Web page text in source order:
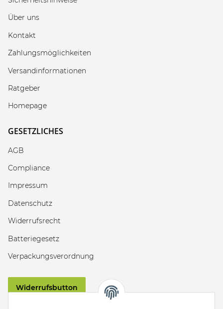
Über uns
Kontakt
Zahlungsmöglichkeiten
Versandinformationen
Ratgeber
Homepage
GESETZLICHES
AGB
Compliance
Impressum
Datenschutz
Widerrufsrecht
Batteriegesetz
Verpackungsverordnung
Widerrufsbutton